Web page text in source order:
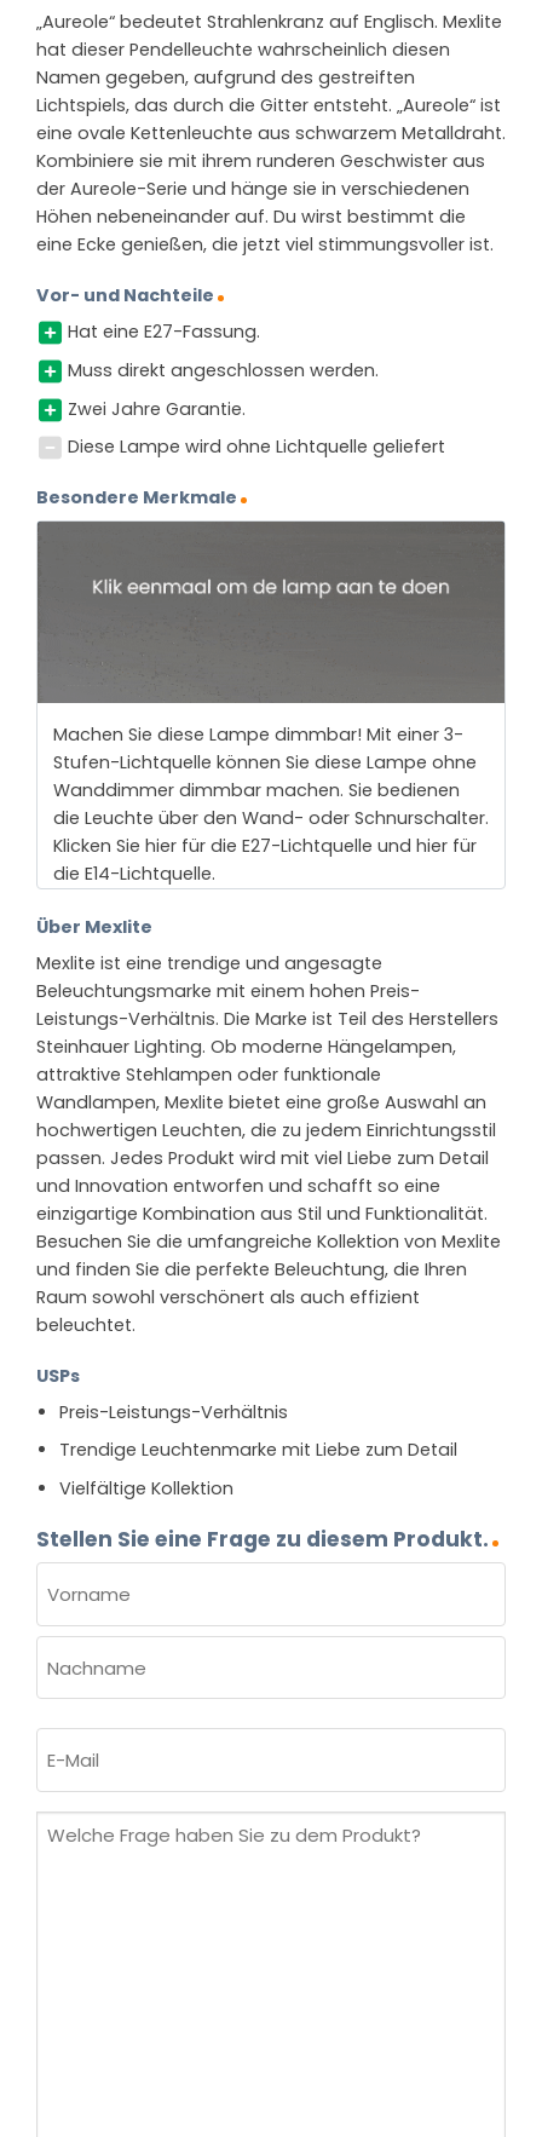
„Aureole“ bedeutet Strahlenkranz auf Englisch. Mexlite
hat dieser Pendelleuchte wahrscheinlich diesen
Namen gegeben, aufgrund des gestreiften
Lichtspiels, das durch die Gitter entsteht. „Aureole“ ist
eine ovale Kettenleuchte aus schwarzem Metalldraht.
Kombiniere sie mit ihrem runderen Geschwister aus
der Aureole-Serie und hänge sie in verschiedenen
Höhen nebeneinander auf. Du wirst bestimmt die
eine Ecke genießen, die jetzt viel stimmungsvoller ist.
Vor- und Nachteile
Hat eine E27-Fassung.
Muss direkt angeschlossen werden.
Zwei Jahre Garantie.
Diese Lampe wird ohne Lichtquelle geliefert
Besondere Merkmale
Machen Sie diese Lampe dimmbar! Mit einer 3-
Stufen-Lichtquelle können Sie diese Lampe ohne
Wanddimmer dimmbar machen. Sie bedienen
die Leuchte über den Wand- oder Schnurschalter.
Klicken Sie hier für die E27-Lichtquelle und hier für
die E14-Lichtquelle.
Über Mexlite
Mexlite ist eine trendige und angesagte
Beleuchtungsmarke mit einem hohen Preis-
Leistungs-Verhältnis. Die Marke ist Teil des Herstellers
Steinhauer Lighting. Ob moderne Hängelampen,
attraktive Stehlampen oder funktionale
Wandlampen, Mexlite bietet eine große Auswahl an
hochwertigen Leuchten, die zu jedem Einrichtungsstil
passen. Jedes Produkt wird mit viel Liebe zum Detail
und Innovation entworfen und schafft so eine
einzigartige Kombination aus Stil und Funktionalität.
Besuchen Sie die umfangreiche Kollektion von Mexlite
und finden Sie die perfekte Beleuchtung, die Ihren
Raum sowohl verschönert als auch effizient
beleuchtet.
USPs
Preis-Leistungs-Verhältnis
Trendige Leuchtenmarke mit Liebe zum Detail
Vielfältige Kollektion
Stellen Sie eine Frage zu diesem Produkt.
(ERFORDERLICH)
Vorname
Mail
Welche